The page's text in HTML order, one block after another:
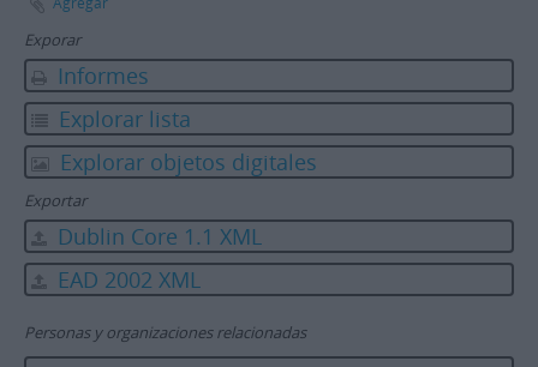
Exporar
Informes
Explorar lista
Explorar objetos digitales
Exportar
Dublin Core 1.1 XML
EAD 2002 XML
Personas y organizaciones relacionadas